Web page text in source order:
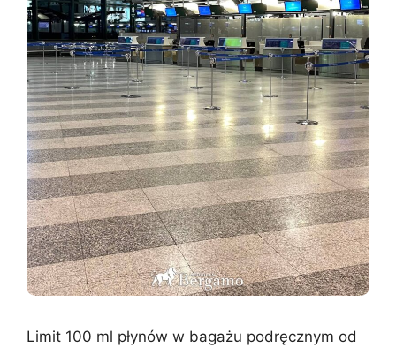
Limit 100 ml płynów w bagażu podręcznym od